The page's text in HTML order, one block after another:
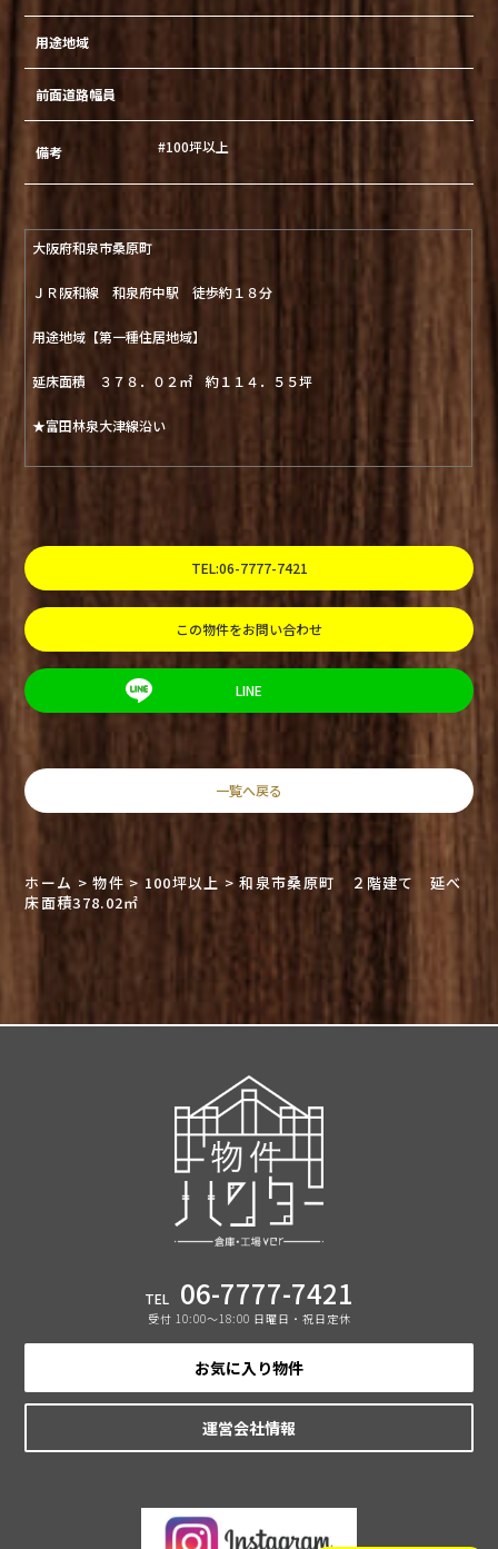
用途地域
前面道路幅員
備考 #100坪以上
大阪府和泉市桑原町
ＪＲ阪和線 和泉府中駅 徒歩約１８分
用途地域【第一種住居地域】
延床面積 ３７８．０２㎡ 約１１４．５５坪
★富田林泉大津線沿い
TEL:06-7777-7421
この物件をお問い合わせ
LINE
一覧へ戻る
ホーム >物件> 100坪以上>和泉市桑原町 ２階建て 延べ
床面積378.02㎡
TEL 06-7777-7421
受付 10:00〜18:00 日曜日・祝日定休
お気に入り物件
運営会社情報